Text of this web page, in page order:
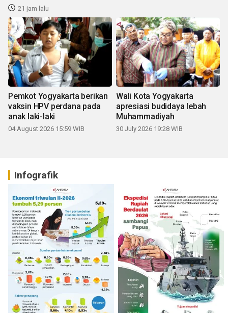
21 jam lalu
Pemkot Yogyakarta berikan
vaksin HPV perdana pada
anak laki-laki
04 August 2026 15:59 WIB
Wali Kota Yogyakarta
apresiasi budidaya lebah
Muhammadiyah
30 July 2026 19:28 WIB
Infografik